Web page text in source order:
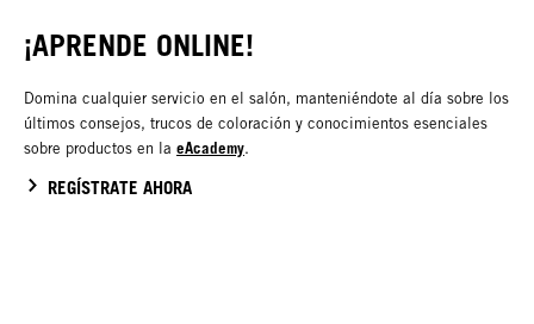
¡APRENDE ONLINE!
Domina cualquier servicio en el salón, manteniéndote al día sobre los
últimos consejos, trucos de coloración y conocimientos esenciales
sobre productos en la eAcademy.
REGÍSTRATE AHORA